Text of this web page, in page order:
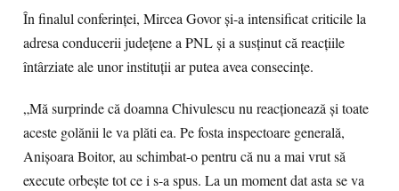
În finalul conferinței, Mircea Govor și-a intensificat criticile la
adresa conducerii județene a PNL și a susținut că reacțiile
întârziate ale unor instituții ar putea avea consecințe.
„Mă surprinde că doamna Chivulescu nu reacționează și toate
aceste golănii le va plăti ea. Pe fosta inspectoare generală,
Anișoara Boitor, au schimbat-o pentru că nu a mai vrut să
execute orbește tot ce i s-a spus. La un moment dat asta se va